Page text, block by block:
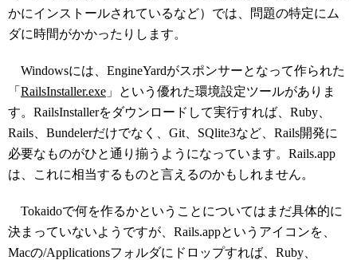
かにインストールされているなど）では、問題の特定にム
ダに時間がかかったりします。
Windowsには、EngineYardがスポンサーとなって作られた
「 RailsInstaller.exe 」という優れた環境設定ツールがありま
す。RailsInstallerをダウンロードして実行すれば、Ruby、
Rails、Bundelerだけでなく、Git、SQlite3など、Rails開発に
必要なものがひと通り揃うようになっています。Rails.app
は、これに相当するものと言えるのかもしれません。
Tokaidoで何を作るかということについてはまだ具体的に
決まっていないようですが、Rails.appというアイコンを、
Macの/Applicationsフォルダにドロップすれば、Ruby、